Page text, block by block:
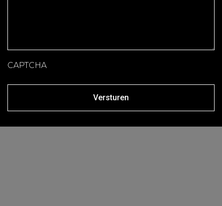
CAPTCHA